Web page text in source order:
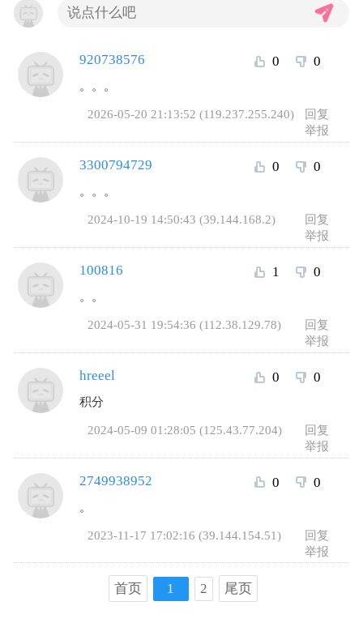
920738576 0 0
。。。
2026-05-20 21:13:52 (119.237.255.240)
回复
举报
3300794729 0 0
。。。
2024-10-19 14:50:43 (39.144.168.2)
回复
举报
100816 1 0
。。
2024-05-31 19:54:36 (112.38.129.78)
回复
举报
hreeel 0 0
积分
2024-05-09 01:28:05 (125.43.77.204)
回复
举报
2749938952 0 0
。
2023-11-17 17:02:16 (39.144.154.51)
回复
举报
首页 1 2 尾页